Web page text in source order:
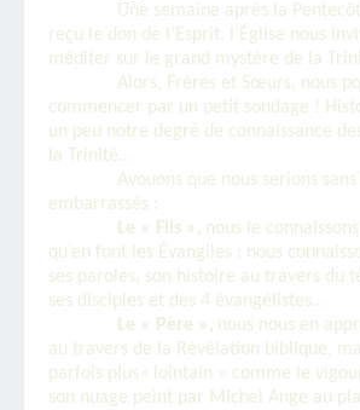
Une semaine après la
reçu le don de l’Esprit, l’Église nous
méditer sur le grand mystère de la
Alors, Frères et Sœurs, nous
commencer par un petit sondage !
un peu notre degré de connaissance
la Trinité…
Avouons que nous serions
embarrassés :
Le « Fils », nous le
qu’en font les Évangiles ; nous
ses paroles, son histoire au travers du
ses disciples et des 4 évangélistes…
Le « Père », nous nous en
au travers de la Révélation biblique,
parfois plus« lointain » comme le
son nuage peint par Michel Ange au